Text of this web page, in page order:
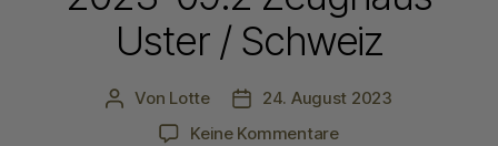
Uster / Schweiz
Beitragsautor
Von Lotte Veröffentlichungsdatum
24. August 2023
Keine Kommentarezu